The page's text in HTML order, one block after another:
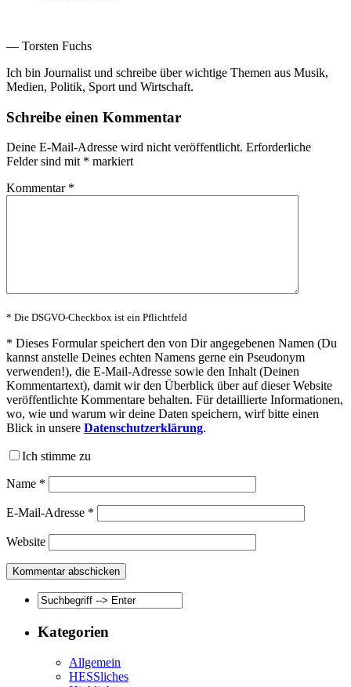
— Torsten Fuchs
Ich bin Journalist und schreibe über wichtige Themen aus Musik,
Medien, Politik, Sport und Wirtschaft.
Schreibe einen Kommentar
Deine E-Mail-Adresse wird nicht veröffentlicht. Erforderliche
Felder sind mit * markiert
Kommentar *
* Die DSGVO-Checkbox ist ein Pflichtfeld
* Dieses Formular speichert den von Dir angegebenen Namen (Du
kannst anstelle Deines echten Namens gerne ein Pseudonym
verwenden!), die E-Mail-Adresse sowie den Inhalt (Deinen
Kommentartext), damit wir den Überblick über auf dieser Website
veröffentlichte Kommentare behalten. Für detaillierte Informationen,
wo, wie und warum wir deine Daten speichern, wirf bitte einen
Blick in unsere Datenschutzerklärung.
Ich stimme zu
Name *
E-Mail-Adresse *
Website
Kategorien
Allgemein
HESSliches